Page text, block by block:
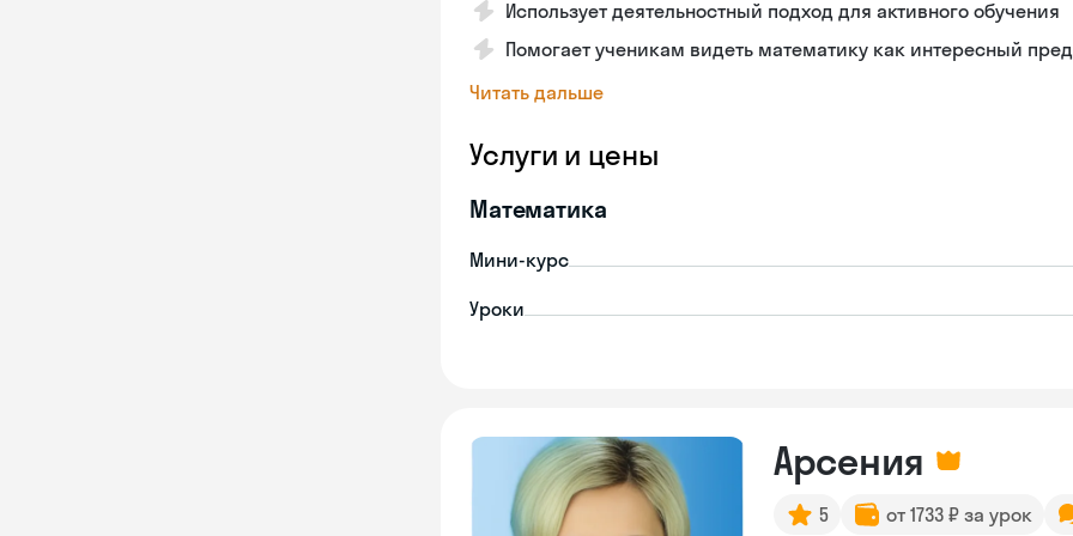
Использует деятельностный подход для активного обучения
Помогает ученикам видеть математику как интересный
Читать дальше
Услуги и цены
Математика
Мини-курс
Уроки
Арсения
5 от 1733 ₽ за урок